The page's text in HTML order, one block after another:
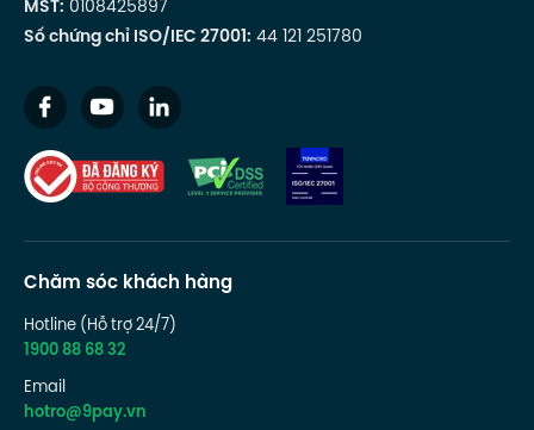
MST: 0108425897
Số chứng chỉ ISO/IEC 27001: 44 121 251780
Chăm sóc khách hàng
Hotline (Hỗ trợ 24/7)
1900 88 68 32
Email
hotro@9pay.vn